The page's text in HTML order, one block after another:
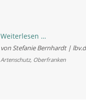
Weiterlesen …
Trailpark
Kornberg:
von Stefanie Bernhardt |
Artenschutz, Oberfranken